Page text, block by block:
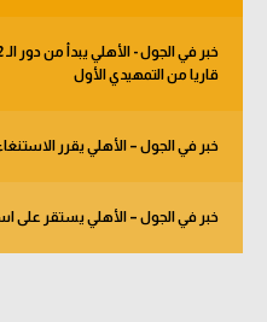
قاريا من التمهيدي الأول
خبر في الجول – الأهلي يقرر
خبر في الجول – الأهلي يستقر على